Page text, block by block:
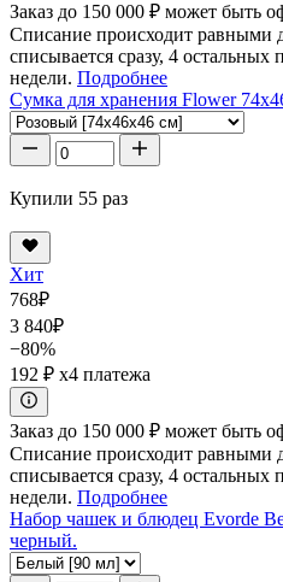
Заказ до 150 000 ₽ может быть
Списание происходит равными
списывается сразу, 4
недели. Подробнее
Сумка для хранения Flower
Купили 55 раз
Хит
768₽
3 840₽
−80%
192 ₽ x4 платежа
Заказ до 150 000 ₽ может быть
Списание происходит равными
списывается сразу, 4
недели. Подробнее
Набор чашек и блюдец Evorde
черный.